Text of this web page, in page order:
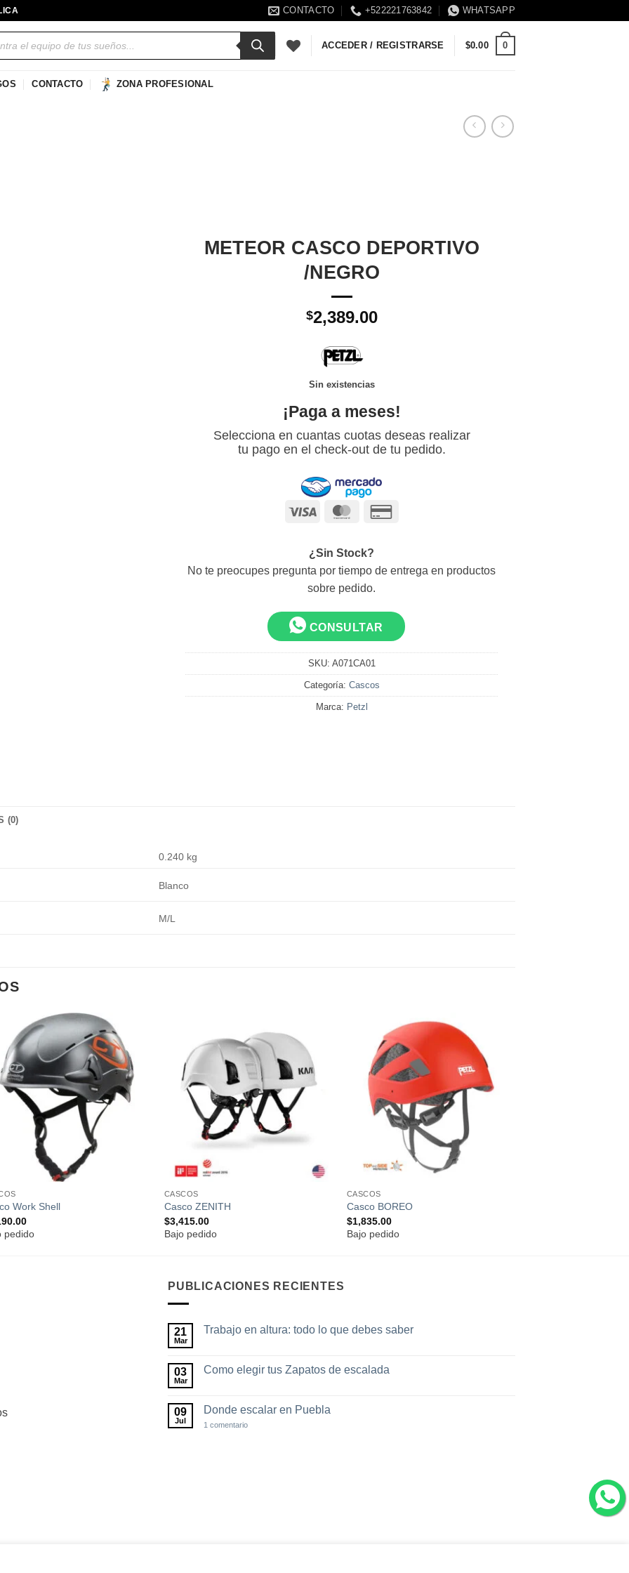
CONTACTO +522221763842 WHATSAPP
ACCEDER / REGISTRARSE $0.00 0
CONTACTO ZONA PROFESIONAL
METEOR CASCO DEPORTIVO
/NEGRO
$2,389.00
Sin existencias
¡Paga a meses!
Selecciona en cuantas cuotas deseas realizar
tu pago en el check-out de tu pedido.
Visa MasterCard
¿Sin Stock?
No te preocupes pregunta por tiempo de entrega en productos
sobre pedido.
CONSULTAR
SKU: A071CA01
Categoría: Cascos
Marca: Petzl
(0)
0.240 kg
Blanco
M/L
Añadir
a la
lista de
deseos
Work Shell
pedido
Añadir
a la
lista de
deseos
CASCOS
Casco ZENITH
$3,415.00
Bajo pedido
Añadir
a la
lista de
deseos
CASCOS
Casco BOREO
$1,835.00
Bajo pedido
PUBLICACIONES RECIENTES
21
Mar
Trabajo en altura: todo lo que debes saber
en
todo
lo
que
03
Mar
Como elegir tus Zapatos de escalada
en
elegir
09
Jul
Donde escalar en Puebla
1 comentarioen